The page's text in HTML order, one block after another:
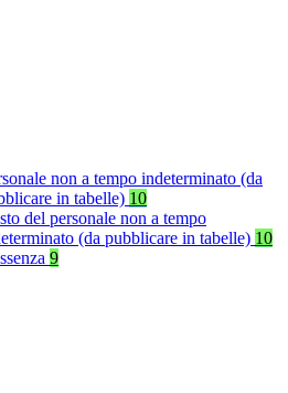
non a tempo indeterminato (da
in tabelle) 10
del personale non a tempo
(da pubblicare in tabelle) 10
9